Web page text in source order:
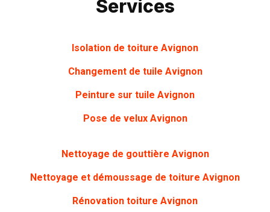
Services
Isolation de toiture Avignon
Changement de tuile Avignon
Peinture sur tuile Avignon
Pose de velux Avignon
Nettoyage de gouttière Avignon
Nettoyage et démoussage de toiture Avignon
Rénovation toiture Avignon